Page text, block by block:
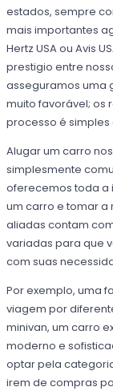
estados, sempre
mais importantes
Hertz USA ou Avis
prestigio entre
asseguramos uma
muito favorável; os
processo é simples
Alugar um carro
simplesmente
oferecemos toda a
um carro e tomar a
aliadas contam
variadas para que
com suas
Por exemplo, uma
viagem por
minivan, um carro
moderno e
optar pela
irem de compras